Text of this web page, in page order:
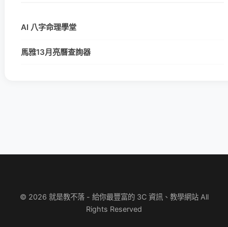
AI 八字命理學堂
馬雅13月亮曆查詢器
© 2026 就是教不落 - 給你最豐富的 3C 資訊、教學網站 All
Rights Reserved